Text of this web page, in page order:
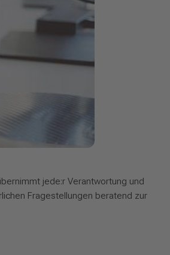
jede:r Verantwortung und
Fragestellungen beratend zur